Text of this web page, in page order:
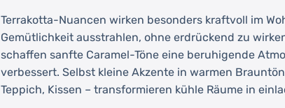
Terrakotta-Nuancen wirken besonders kraftvoll im
Gemütlichkeit ausstrahlen, ohne erdrückend zu
schaffen sanfte Caramel-Töne eine beruhigende
verbessert. Selbst kleine Akzente in warmen
Teppich, Kissen – transformieren kühle Räume in